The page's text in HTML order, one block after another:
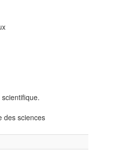
des sciences